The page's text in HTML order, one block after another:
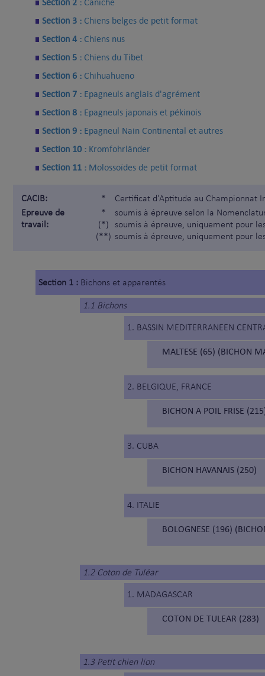
Section 3 : Chiens belges de petit format
Section 4 : Chiens nus
Section 5 : Chiens du Tibet
Section 6 : Chihuahueno
Section 7 : Epagneuls anglais d'agrément
Section 8 : Epagneuls japonais et pékinois
Section 9 : Epagneul Nain Continental et autres
Section 10 : Kromfohrländer
Section 11 : Molossoïdes de petit format
CACIB: *
Certificat d'Aptitude au Championnat
Epreuve de
travail:
*
(*)
(**)
soumis à épreuve selon la
soumis à épreuve, uniquement pour
soumis à épreuve, uniquement pour
Section 1 : Bichons et apparentés
1.1 Bichons
1. BASSIN MEDITERRANEEN
MALTESE (65) (BICHON
2. BELGIQUE, FRANCE
BICHON A POIL FRISE
3. CUBA
BICHON HAVANAIS (250)
4. ITALIE
BOLOGNESE (196)
1.2 Coton de Tuléar
1. MADAGASCAR
COTON DE TULEAR (283)
1.3 Petit chien lion